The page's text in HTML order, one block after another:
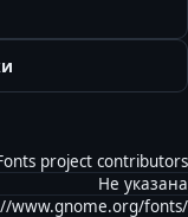
project contributors
Не указана
www.gnome.org/fonts/